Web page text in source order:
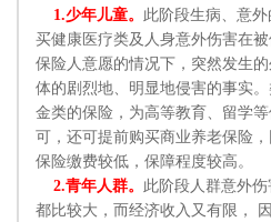
1.少年儿童。 此阶段生病、意
买健康医疗类及人身意外伤害在
保险人意愿的情况下，突然发生
体的剧烈地、明显地侵害的事实
金类的保险，为高等教育、留学
可，还可提前购买商业养老保险
保险缴费较低，保障程度较高。
2.青年人群。 此阶段人群意外
都比较大，而经济收入又有限，